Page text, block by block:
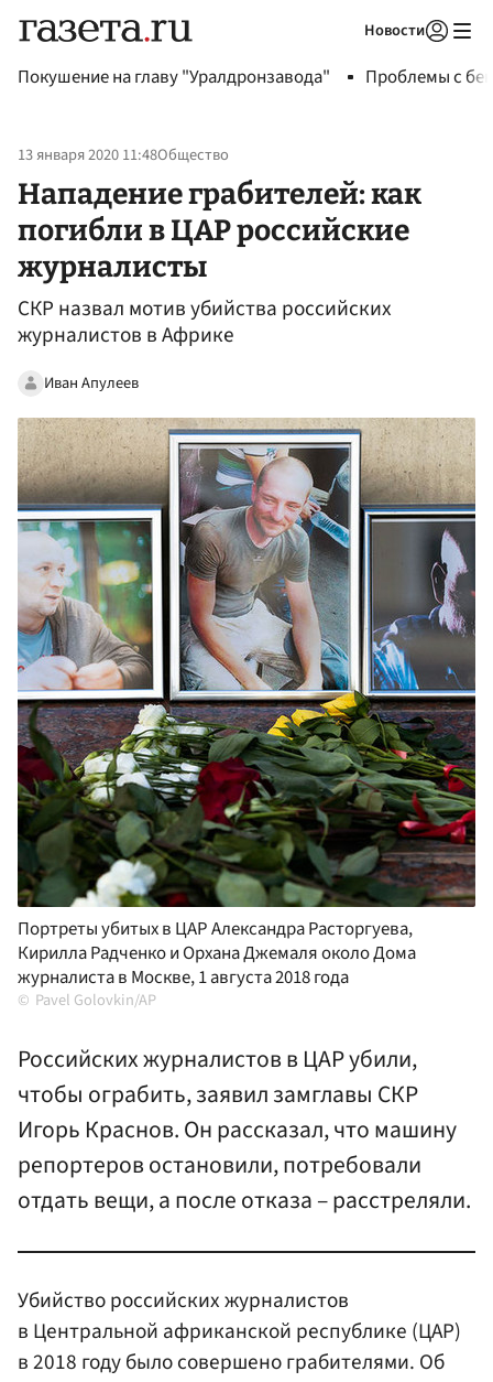
Новости
Покушение на главу "Уралдронзавода" Проблемы с
13 января 2020 11:48Общество
Нападение грабителей: как
погибли в ЦАР российские
журналисты
СКР назвал мотив убийства российских
журналистов в Африке
Иван Апулеев
Портреты убитых в ЦАР Александра Расторгуева,
Кирилла Радченко и Орхана Джемаля около Дома
журналиста в Москве, 1 августа 2018 года
Pavel Golovkin/AP
Российских журналистов в ЦАР убили,
чтобы ограбить, заявил замглавы СКР
Игорь Краснов. Он рассказал, что машину
репортеров остановили, потребовали
отдать вещи, а после отказа – расстреляли.
Убийство российских журналистов
в Центральной африканской республике (ЦАР)
в 2018 году было совершено грабителями. Об